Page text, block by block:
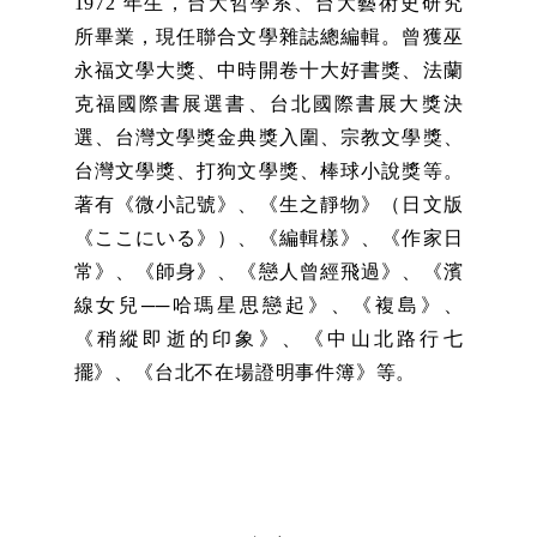
所畢業，現任聯合文學雜誌總編輯。曾獲巫
永福文學大獎、中時開卷十大好書獎、法蘭
克福國際書展選書、台北國際書展大獎決
選、台灣文學獎金典獎入圍、宗教文學獎、
台灣文學獎、打狗文學獎、棒球小說獎等。
著有《微小記號》、《生之靜物》（日文版
《ここにいる》）、《編輯樣》、《作家日
常》、《師身》、《戀人曾經飛過》、《濱
線女兒──哈瑪星思戀起》、《複島》、
《稍縱即逝的印象》、《中山北路行七
擺》、《台北不在場證明事件簿》等。